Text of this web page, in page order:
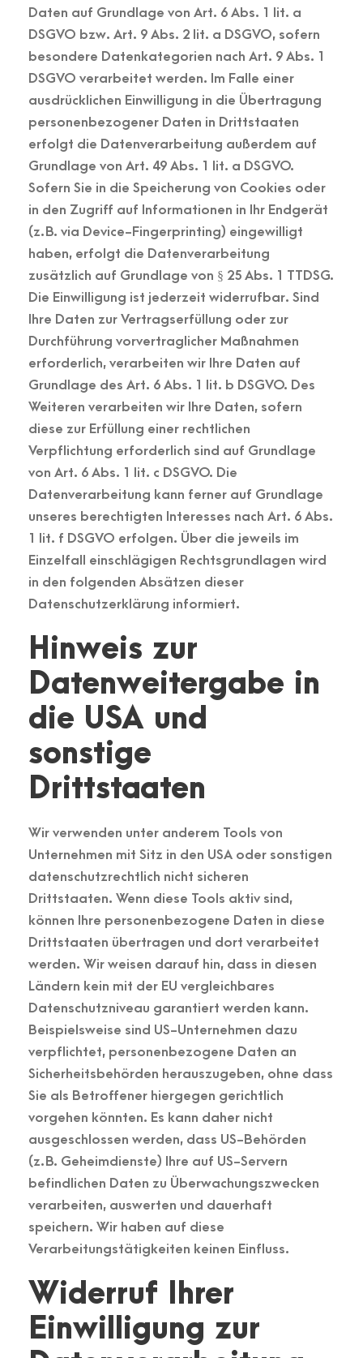
Daten auf Grundlage von Art. 6 Abs. 1 lit. a
DSGVO bzw. Art. 9 Abs. 2 lit. a DSGVO, sofern
besondere Datenkategorien nach Art. 9 Abs. 1
DSGVO verarbeitet werden. Im Falle einer
ausdrücklichen Einwilligung in die Übertragung
personenbezogener Daten in Drittstaaten
erfolgt die Datenverarbeitung außerdem auf
Grundlage von Art. 49 Abs. 1 lit. a DSGVO.
Sofern Sie in die Speicherung von Cookies oder
in den Zugriff auf Informationen in Ihr Endgerät
(z. B. via Device-Fingerprinting) eingewilligt
haben, erfolgt die Datenverarbeitung
zusätzlich auf Grundlage von § 25 Abs. 1 TTDSG.
Die Einwilligung ist jederzeit widerrufbar. Sind
Ihre Daten zur Vertragserfüllung oder zur
Durchführung vorvertraglicher Maßnahmen
erforderlich, verarbeiten wir Ihre Daten auf
Grundlage des Art. 6 Abs. 1 lit. b DSGVO. Des
Weiteren verarbeiten wir Ihre Daten, sofern
diese zur Erfüllung einer rechtlichen
Verpflichtung erforderlich sind auf Grundlage
von Art. 6 Abs. 1 lit. c DSGVO. Die
Datenverarbeitung kann ferner auf Grundlage
unseres berechtigten Interesses nach Art. 6 Abs.
1 lit. f DSGVO erfolgen. Über die jeweils im
Einzelfall einschlägigen Rechtsgrundlagen wird
in den folgenden Absätzen dieser
Datenschutzerklärung informiert.
Hinweis zur
Datenweitergabe in
die USA und
sonstige
Drittstaaten
Wir verwenden unter anderem Tools von
Unternehmen mit Sitz in den USA oder sonstigen
datenschutzrechtlich nicht sicheren
Drittstaaten. Wenn diese Tools aktiv sind,
können Ihre personenbezogene Daten in diese
Drittstaaten übertragen und dort verarbeitet
werden. Wir weisen darauf hin, dass in diesen
Ländern kein mit der EU vergleichbares
Datenschutzniveau garantiert werden kann.
Beispielsweise sind US-Unternehmen dazu
verpflichtet, personenbezogene Daten an
Sicherheitsbehörden herauszugeben, ohne dass
Sie als Betroffener hiergegen gerichtlich
vorgehen könnten. Es kann daher nicht
ausgeschlossen werden, dass US-Behörden
(z. B. Geheimdienste) Ihre auf US-Servern
befindlichen Daten zu Überwachungszwecken
verarbeiten, auswerten und dauerhaft
speichern. Wir haben auf diese
Verarbeitungstätigkeiten keinen Einfluss.
Widerruf Ihrer
Einwilligung zur